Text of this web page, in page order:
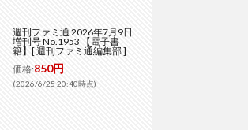
週刊ファミ通 2026年7月9日
増刊号 No.1953 【電子書
籍】[ 週刊ファミ通編集部 ]
価格:850円
(2026/6/25 20:40時点)